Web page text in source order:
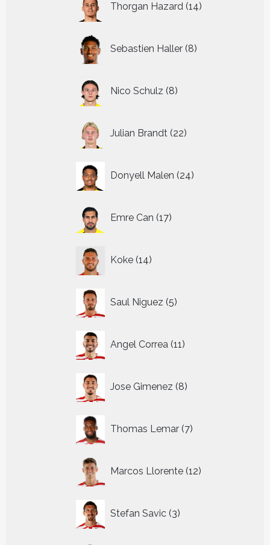
Thorgan Hazard 14
producten
Sebastien Haller 8
producten
Nico Schulz 8
producten
Julian Brandt 22
producten
Donyell Malen 24
producten
Emre Can 17
producten
Koke 14
producten
Saul Niguez 5
producten
Angel Correa 11
producten
Jose Gimenez 8
producten
Thomas Lemar 7
producten
Marcos Llorente 12
producten
Stefan Savic 3
producten